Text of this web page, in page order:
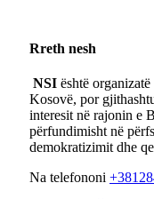
Rreth nesh
NSI është
Kosovë, por
interesit në rajonin e
përfundimisht në
demokratizimit dhe
Na telefononi